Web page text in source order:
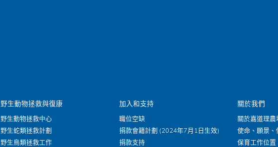
野生動物拯救與復康
野生動物拯救中心
野生蛇類拯救計劃
野生鳥類拯救工作
加入和支持
職位空缺
捐款會籍計劃 (2024年7月1日生效)
捐款支持
關於我們
關於嘉道理
使命、願景、
保育工作位置